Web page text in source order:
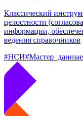
Классический
целостности
информации,
ведения справочников
#НСИ#Мастер_данные